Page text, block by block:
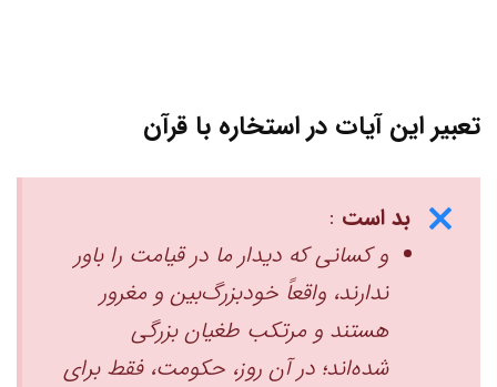
تعبیر این آیات در استخاره با قرآن
بد است :
و کسانی که دیدار ما در قیامت را باور
ندارند، واقعاً خودبزرگ‌بین و مغرور
هستند و مرتکب طغیان بزرگی
شده‌اند؛ در آن روز، حکومت، فقط برای